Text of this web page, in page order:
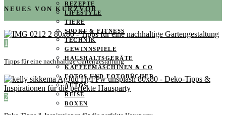
REZEPTE
LIFESTYLE
TIERE
SPORT & FITNESS
TECHNIK
GEWINNSPIELE
HAUSHALTSGERÄTE
KAFFEEMASCHINEN & CO
FOTOS UND FOTOBÜCHER
AUTOS
REISE
BOXEN
NEUES VON KURZVOR
1
Tipps für eine nachhaltige Gartengestaltung
2